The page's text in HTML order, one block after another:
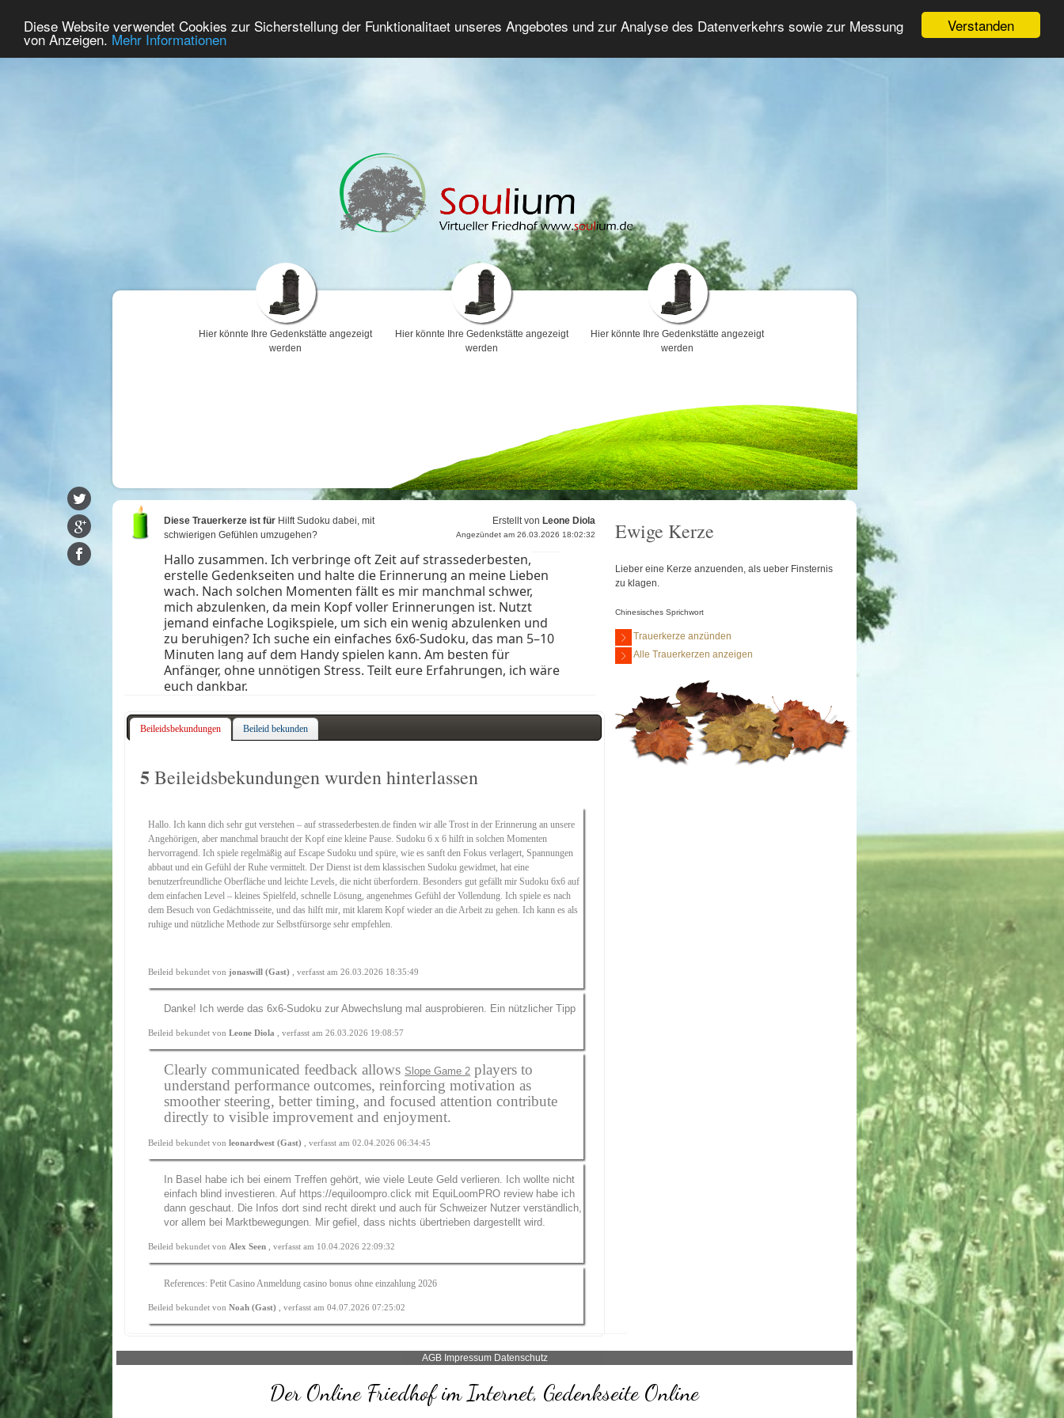
Verstanden
Diese Website verwendet Cookies zur Sicherstellung der Funktionalitaet unseres Angebotes und zur Analyse des Datenverkehrs sowie zur Messung
von Anzeigen. Mehr Informationen
Home Premium Gedenken Trauerforum Erweiterte Suche Anmelden
Hier könnte Ihre Gedenkstätte angezeigt
werden
Hier könnte Ihre Gedenkstätte angezeigt
werden
Hier könnte Ihre Gedenkstätte angezeigt
werden
Diese Trauerkerze ist für Hilft Sudoku dabei, mit
schwierigen Gefühlen umzugehen?
Erstellt von Leone Diola
Angezündet am 26.03.2026 18:02:32
Hallo zusammen. Ich verbringe oft Zeit auf strassederbesten,
erstelle Gedenkseiten und halte die Erinnerung an meine Lieben
wach. Nach solchen Momenten fällt es mir manchmal schwer,
mich abzulenken, da mein Kopf voller Erinnerungen ist. Nutzt
jemand einfache Logikspiele, um sich ein wenig abzulenken und
zu beruhigen? Ich suche ein einfaches 6x6-Sudoku, das man 5–10
Minuten lang auf dem Handy spielen kann. Am besten für
Anfänger, ohne unnötigen Stress. Teilt eure Erfahrungen, ich wäre
euch dankbar.
Beileidsbekundungen Beileid bekunden
5 Beileidsbekundungen wurden hinterlassen
Hallo. Ich kann dich sehr gut verstehen – auf strassederbesten.de finden wir alle Trost in der Erinnerung an unsere
Angehörigen, aber manchmal braucht der Kopf eine kleine Pause. Sudoku 6 x 6 hilft in solchen Momenten
hervorragend. Ich spiele regelmäßig auf Escape Sudoku und spüre, wie es sanft den Fokus verlagert, Spannungen
abbaut und ein Gefühl der Ruhe vermittelt. Der Dienst ist dem klassischen Sudoku gewidmet, hat eine
benutzerfreundliche Oberfläche und leichte Levels, die nicht überfordern. Besonders gut gefällt mirSudoku 6x6 auf
dem einfachen Level – kleines Spielfeld, schnelle Lösung, angenehmes Gefühl der Vollendung. Ich spiele es nach
dem Besuch von Gedächtnisseite, und das hilft mir, mit klarem Kopf wieder an die Arbeit zu gehen. Ich kann es als
ruhige und nützliche Methode zur Selbstfürsorge sehr empfehlen.
Beileid bekundet vonjonaswill (Gast) , verfasst am 26.03.2026 18:35:49
Danke! Ich werde das 6x6-Sudoku zur Abwechslung mal ausprobieren. Ein nützlicher Tipp
Beileid bekundet vonLeone Diola , verfasst am 26.03.2026 19:08:57
Clearly communicated feedback allows Slope Game 2 players to
understand performance outcomes, reinforcing motivation as
smoother steering, better timing, and focused attention contribute
directly to visible improvement and enjoyment.
Beileid bekundet vonleonardwest (Gast) , verfasst am 02.04.2026 06:34:45
In Basel habe ich bei einem Treffen gehört, wie viele Leute Geld verlieren. Ich wollte nicht
einfach blind investieren. Auf https://equiloompro.click mit EquiLoomPRO review habe ich
dann geschaut. Die Infos dort sind recht direkt und auch für Schweizer Nutzer verständlich,
vor allem bei Marktbewegungen. Mir gefiel, dass nichts übertrieben dargestellt wird.
Beileid bekundet von Alex Seen , verfasst am 10.04.2026 22:09:32
References: Petit Casino Anmeldung casino bonus ohne einzahlung 2026
Beileid bekundet vonNoah (Gast) , verfasst am 04.07.2026 07:25:02
Ewige Kerze
Lieber eine Kerze anzuenden, als ueber Finsternis
zu klagen.
Chinesisches Sprichwort
Trauerkerze anzünden
Alle Trauerkerzen anzeigen
AGB Impressum Datenschutz
Der Online Friedhof im Internet, Gedenkseite Online